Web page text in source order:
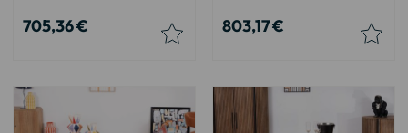
705,36 € 803,17 €